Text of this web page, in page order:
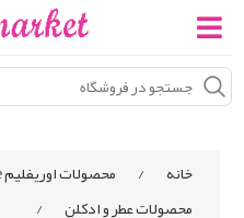
خانه / محصولات اوریفلیم Oriflame
محصولات عطر و ادکلن
/